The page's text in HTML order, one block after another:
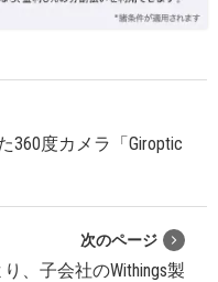
360度カメラ「Giroptic
次のページ
、子会社のWithings製